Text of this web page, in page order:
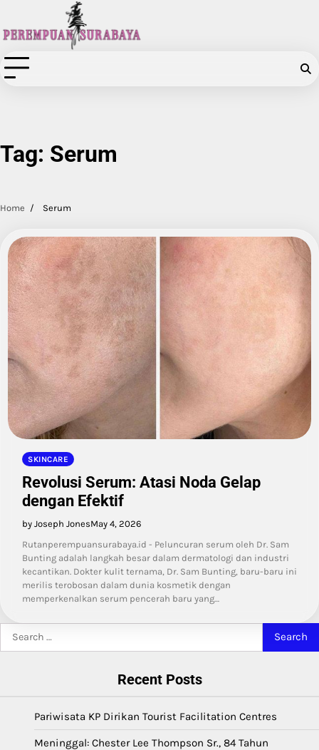
content
Tag: Serum
Home Serum
SKINCARE
Revolusi Serum: Atasi Noda Gelap
dengan Efektif
by Joseph JonesMay 4, 2026
Rutanperempuansurabaya.id - Peluncuran serum oleh Dr. Sam
Bunting adalah langkah besar dalam dermatologi dan industri
kecantikan. Dokter kulit ternama, Dr. Sam Bunting, baru-baru ini
merilis terobosan dalam dunia kosmetik dengan
memperkenalkan serum pencerah baru yang…
Recent Posts
Pariwisata KP Dirikan Tourist Facilitation Centres
Meninggal: Chester Lee Thompson Sr., 84 Tahun